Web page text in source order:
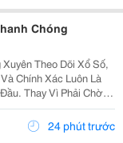
Chóng
Theo Dõi Xổ Số,
Chính Xác Luôn Là
Thay Vì Phải Chờ
Khác Nhau, Người
Tra Cứu Ketqua Trên
24 phút trước